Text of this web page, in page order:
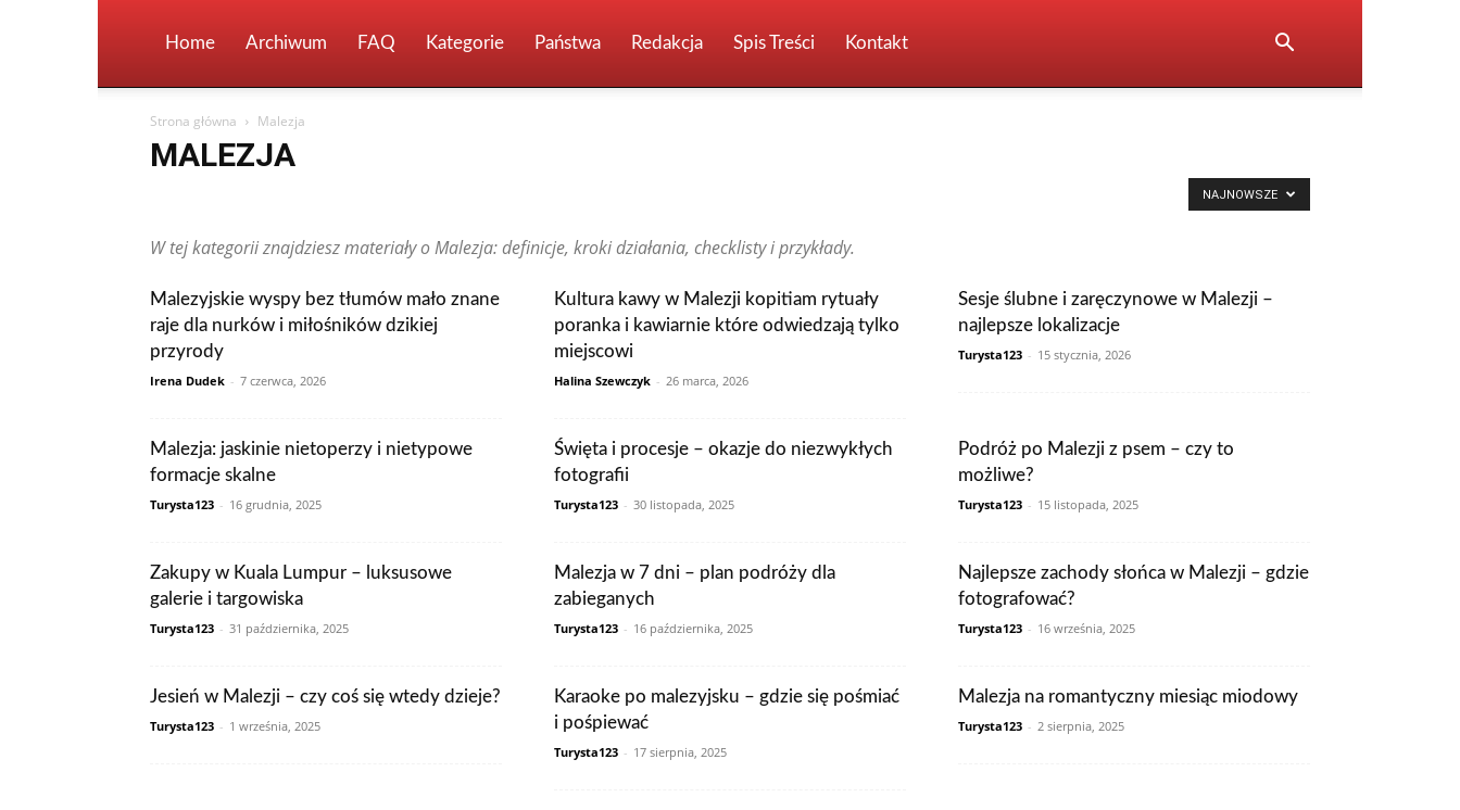
Home Archiwum FAQ Kategorie Państwa Redakcja Spis Treści Kontakt
Strona główna Malezja
MALEZJA
Kanada
Kolumbia Korea Południowa Makau Malezja Maroko Meksyk Niemcy Norwegia
Nowa Zelandia
Tunezja
Turcja Ukraina Węgry Wielka Brytania Wietnam Włochy
Wpisy czytelników
Zjednoczone Emiraty Arabskie
W tej kategorii znajdziesz materiały o Malezja: definicje, kroki działania, checklisty i przykłady.
NAJNOWSZE
Malezyjskie wyspy bez tłumów mało znane
raje dla nurków i miłośników dzikiej
przyrody
Irena Dudek - 7 czerwca, 2026
Kultura kawy w Malezji kopitiam rytuały
poranka i kawiarnie które odwiedzają tylko
miejscowi
Halina Szewczyk - 26 marca, 2026
Sesje ślubne i zaręczynowe w Malezji –
najlepsze lokalizacje
Turysta123 - 15 stycznia, 2026
Malezja: jaskinie nietoperzy i nietypowe
formacje skalne
Turysta123 - 16 grudnia, 2025
Święta i procesje – okazje do niezwykłych
fotografii
Turysta123 - 30 listopada, 2025
Podróż po Malezji z psem – czy to
możliwe?
Turysta123 - 15 listopada, 2025
Zakupy w Kuala Lumpur – luksusowe
galerie i targowiska
Turysta123 - 31 października, 2025
Malezja w 7 dni – plan podróży dla
zabieganych
Turysta123 - 16 października, 2025
Najlepsze zachody słońca w Malezji – gdzie
fotografować?
Turysta123 - 16 września, 2025
Jesień w Malezji – czy coś się wtedy dzieje?
Turysta123 - 1 września, 2025
Karaoke po malezyjsku – gdzie się pośmiać
i pośpiewać
Turysta123 - 17 sierpnia, 2025
Malezja na romantyczny miesiąc miodowy
Turysta123 - 2 sierpnia, 2025